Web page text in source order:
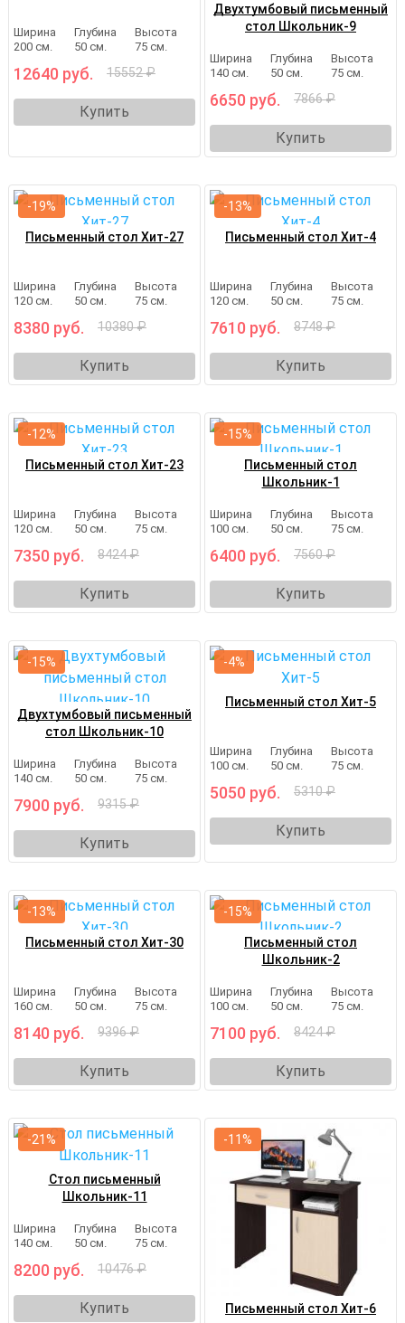
Ширина
200 см.
Глубина
50 см.
Высота
75 см.
12640 руб. 15552 ₽
Купить
Двухтумбовый письменный
стол Школьник-9
Ширина
140 см.
Глубина
50 см.
Высота
75 см.
6650 руб. 7866 ₽
Купить
Письменный стол Хит-27
Ширина
120 см.
Глубина
50 см.
Высота
75 см.
8380 руб. 10380 ₽
Купить
-19%
Письменный стол Хит-4
Ширина
120 см.
Глубина
50 см.
Высота
75 см.
7610 руб. 8748 ₽
Купить
-13%
Письменный стол Хит-23
Ширина
120 см.
Глубина
50 см.
Высота
75 см.
7350 руб. 8424 ₽
Купить
-12%
Письменный стол
Школьник-1
Ширина
100 см.
Глубина
50 см.
Высота
75 см.
6400 руб. 7560 ₽
Купить
-15%
Двухтумбовый письменный
стол Школьник-10
Ширина
140 см.
Глубина
50 см.
Высота
75 см.
7900 руб. 9315 ₽
Купить
-15%
Письменный стол Хит-5
Ширина
100 см.
Глубина
50 см.
Высота
75 см.
5050 руб. 5310 ₽
Купить
-4%
Письменный стол Хит-30
Ширина
160 см.
Глубина
50 см.
Высота
75 см.
8140 руб. 9396 ₽
Купить
-13%
Письменный стол
Школьник-2
Ширина
100 см.
Глубина
50 см.
Высота
75 см.
7100 руб. 8424 ₽
Купить
-15%
Стол письменный
Школьник-11
Ширина
140 см.
Глубина
50 см.
Высота
75 см.
8200 руб. 10476 ₽
Купить
-21%
Письменный стол Хит-6
-11%